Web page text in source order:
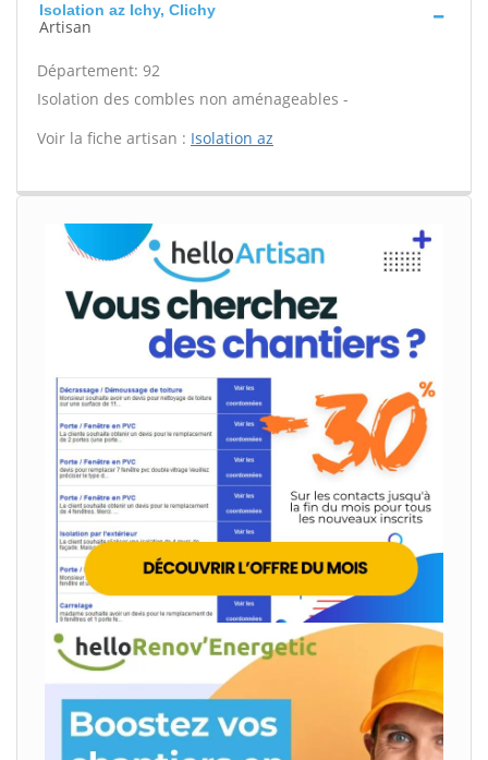
Isolation az Ichy, Clichy
Artisan
Département: 92
Isolation des combles non aménageables -
Voir la fiche artisan : Isolation az